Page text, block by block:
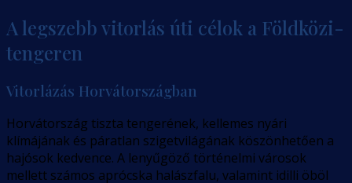
A legszebb vitorlás úti célok a Földközi-
tengeren
Vitorlázás Horvátországban
Horvátország tiszta tengerének, kellemes nyári
klímájának és páratlan szigetvilágának köszönhetően a
hajósok kedvence. A lenyűgöző történelmi városok
mellett számos aprócska halászfalu, valamint idilli öböl